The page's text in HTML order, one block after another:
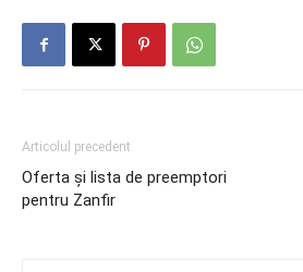
Articolul precedent
Oferta și lista de preemptori
pentru Zanfir